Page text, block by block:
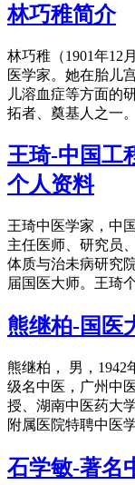
林巧稚简介
林巧稚（1901年12
医学家。她在胎儿
儿溶血症等方面的
拓者、奠基人之一
王琦-中国工
个人资料
王琦中医学家，中
主任医师、研究员
体质与治未病研究
届国医大师。王琦
熊继柏-国医
熊继柏， 男，1942
级名中医，广州中
授、湖南中医药大
附属医院特聘中医
石学敏-著名